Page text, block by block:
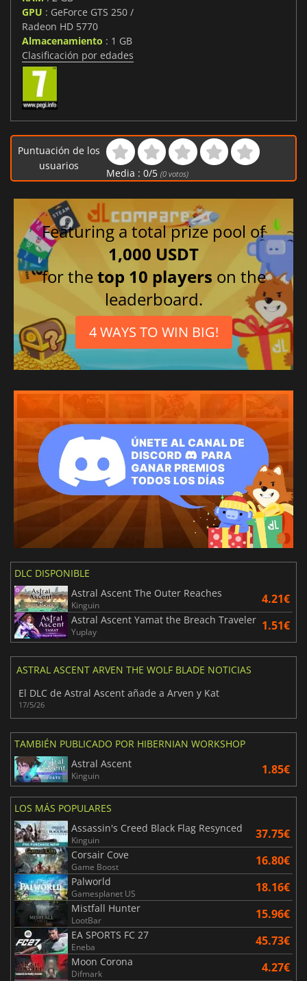
GPU : GeForce GTS 250 /
Radeon HD 5770
Almacenamiento : 1 GB
Clasificación por edades
Puntuación de los
usuarios
Media : 0/5 (0votos)
Featuring a total prize pool of
1,000 USDT
for thetop 10 players on the
leaderboard.
4 WAYS TO WIN BIG!
DLC DISPONIBLE
Astral Ascent The Outer Reaches
Kinguin 4.21€
Astral Ascent Yamat the Breach Traveler
Yuplay 1.51€
ASTRAL ASCENT ARVEN THE WOLF BLADE NOTICIAS
El DLC de Astral Ascent añade a Arven y Kat
17/5/26
TAMBIÉN PUBLICADO POR HIBERNIAN WORKSHOP
Astral Ascent
Kinguin 1.85€
LOS MÁS POPULARES
Assassin's Creed Black Flag Resynced
Kinguin 37.75€
Corsair Cove
Game Boost 16.80€
Palworld
Gamesplanet US 18.16€
Mistfall Hunter
LootBar 15.96€
EA SPORTS FC 27
Eneba 45.73€
Moon Corona
Difmark 4.27€